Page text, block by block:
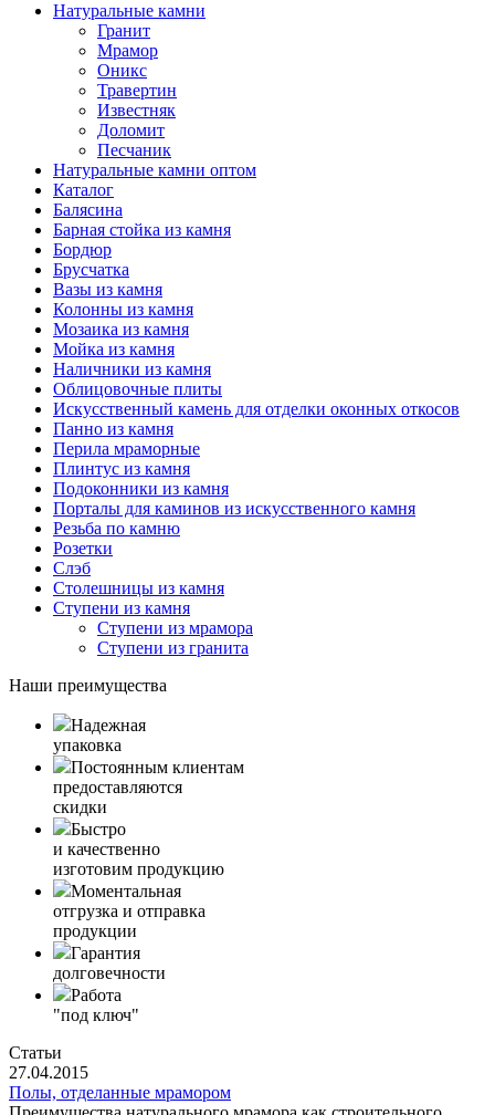
Натуральные камни
Гранит
Мрамор
Оникс
Травертин
Известняк
Доломит
Песчаник
Натуральные камни оптом
Каталог
Балясина
Барная стойка из камня
Бордюр
Брусчатка
Вазы из камня
Колонны из камня
Мозаика из камня
Мойка из камня
Наличники из камня
Облицовочные плиты
Искусственный камень для отделки оконных откосов
Панно из камня
Перила мраморные
Плинтус из камня
Подоконники из камня
Порталы для каминов из искусственного камня
Резьба по камню
Розетки
Слэб
Столешницы из камня
Ступени из камня
Ступени из мрамора
Ступени из гранита
Наши преимущества
Надежная
упаковка
Постоянным клиентам
предоставляются
скидки
Быстро
и качественно
изготовим продукцию
Моментальная
отгрузка и отправка
продукции
Гарантия
долговечности
Работа
"под ключ"
Статьи
27.04.2015
Полы, отделанные мрамором